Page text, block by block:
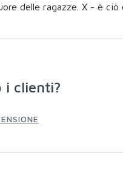
delle ragazze. X - è
i clienti?